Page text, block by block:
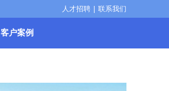
客户案例
人才招聘 联系我们